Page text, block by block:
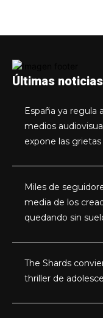
Últimas noticias
España ya regula
medios
expone las
Miles de
media de los
quedando sin
The Shards
thriller de